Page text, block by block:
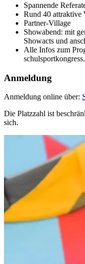
Spannende
Rund 40 attraktive
Partner-Village
Showabend: mit
Showacts und
Alle Infos zum
Anmeldung
Anmeldung online über:
Die Platzzahl ist
sich.